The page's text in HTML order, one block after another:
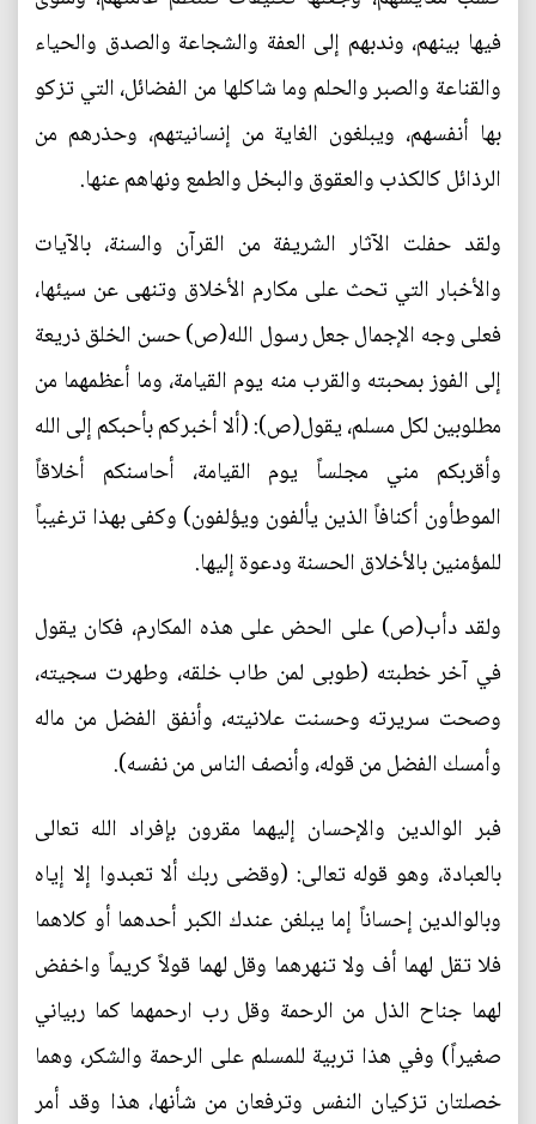
فيها بينهم، وندبهم إلى العفة والشجاعة والصدق والحياء
والقناعة والصبر والحلم وما شاكلها من الفضائل، التي تزكو
بها أنفسهم، ويبلغون الغاية من إنسانيتهم، وحذرهم من
الرذائل كالكذب والعقوق والبخل والطمع ونهاهم عنها.
ولقد حفلت الآثار الشريفة من القرآن والسنة، بالآيات
والأخبار التي تحث على مكارم الأخلاق وتنهى عن سيئها،
فعلى وجه الإجمال جعل رسول الله(ص) حسن الخلق ذريعة
إلى الفوز بمحبته والقرب منه يوم القيامة، وما أعظمهما من
مطلوبين لكل مسلم، يقول(ص): (ألا أخبركم بأحبكم إلى الله
وأقربكم مني مجلساً يوم القيامة، أحاسنكم أخلاقاً
الموطأون أكنافاً الذين يألفون ويؤلفون) وكفى بهذا ترغيباً
للمؤمنين بالأخلاق الحسنة ودعوة إليها.
ولقد دأب(ص) على الحض على هذه المكارم، فكان يقول
في آخر خطبته (طوبى لمن طاب خلقه، وطهرت سجيته،
وصحت سريرته وحسنت علانيته، وأنفق الفضل من ماله
وأمسك الفضل من قوله، وأنصف الناس من نفسه).
فبر الوالدين والإحسان إليهما مقرون بإفراد الله تعالى
بالعبادة، وهو قوله تعالى: (وقضى ربك ألا تعبدوا إلا إياه
وبالوالدين إحساناً إما يبلغن عندك الكبر أحدهما أو كلاهما
فلا تقل لهما أف ولا تنهرهما وقل لهما قولاً كريماً واخفض
لهما جناح الذل من الرحمة وقل رب ارحمهما كما ربياني
صغيراً) وفي هذا تربية للمسلم على الرحمة والشكر، وهما
خصلتان تزكيان النفس وترفعان من شأنها، هذا وقد أمر